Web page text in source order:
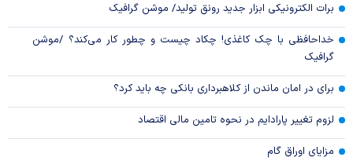
برات الکترونیکی ابزار جدید رونق تولید/ موشن گرافیک
خداحافظی با چک کاغذی! چکاد چیست و چطور کار می‌کند؟ /موشن
گرافیک
برای در امان ماندن از کلاهبرداری بانکی چه باید کرد؟
لزوم تغییر پارادایم در نحوه تامین مالی اقتصاد
مزایای اوراق گام